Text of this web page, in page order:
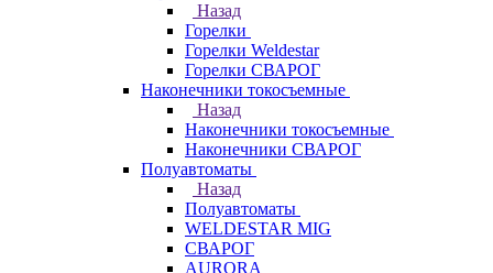
Назад
Горелки
Горелки Weldestar
Горелки СВАРОГ
Наконечники токосъемные
Назад
Наконечники токосъемные
Наконечники СВАРОГ
Полуавтоматы
Назад
Полуавтоматы
WELDESTAR MIG
СВАРОГ
AURORA